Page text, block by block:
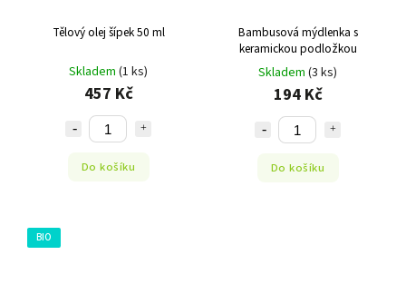
Tělový olej šípek 50 ml
Skladem (1 ks)
457 Kč
Do košíku
Bambusová mýdlenka s
keramickou podložkou
Skladem (3 ks)
194 Kč
Do košíku
BIO